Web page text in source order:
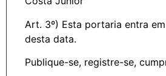
Art. 3º) Esta portaria entra
desta data.
Publique-se, registre-se,